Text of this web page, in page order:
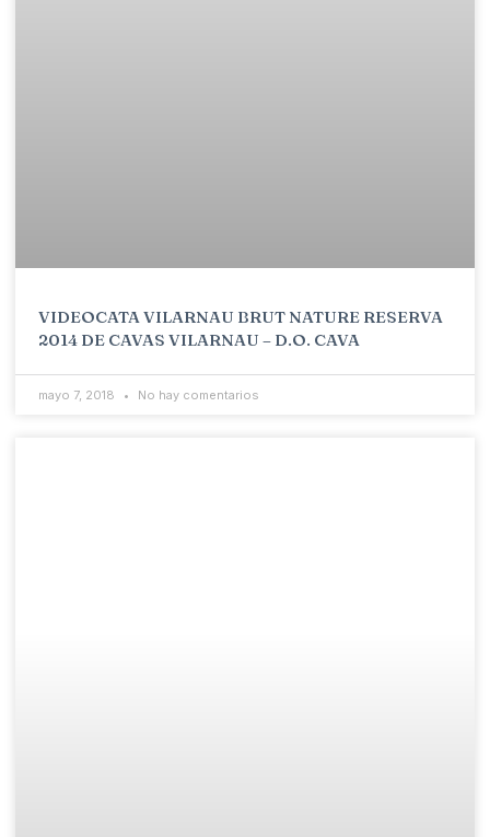
VIDEOCATA VILARNAU BRUT NATURE RESERVA
2014 DE CAVAS VILARNAU – D.O. CAVA
mayo 7, 2018 No hay comentarios